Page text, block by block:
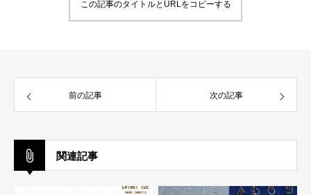
この記事のタイトルとURLをコピーする
前の記事 次の記事
関連記事